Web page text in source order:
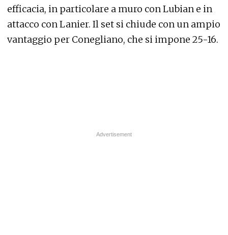
efficacia, in particolare a muro con Lubian e in
attacco con Lanier. Il set si chiude con un ampio
vantaggio per Conegliano, che si impone 25-16.